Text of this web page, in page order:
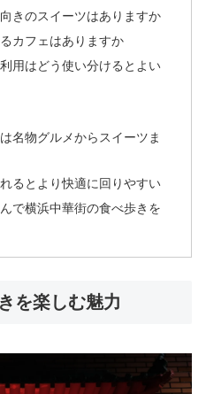
きのスイーツはありますか
カフェはありますか
用はどう使い分けるとよい
名物グルメからスイーツま
るとより快適に回りやすい
で横浜中華街の食べ歩きを
を楽しむ魅力